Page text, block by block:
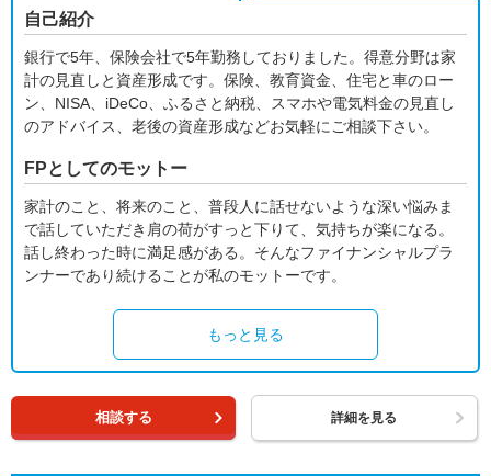
自己紹介
銀行で5年、保険会社で5年勤務しておりました。得意分野は家
計の見直しと資産形成です。保険、教育資金、住宅と車のロー
ン、NISA、iDeCo、ふるさと納税、スマホや電気料金の見直し
のアドバイス、老後の資産形成などお気軽にご相談下さい。
FPとしてのモットー
家計のこと、将来のこと、普段人に話せないような深い悩みま
で話していただき肩の荷がすっと下りて、気持ちが楽になる。
話し終わった時に満足感がある。そんなファイナンシャルプラ
ンナーであり続けることが私のモットーです。
もっと見る
相談する 詳細を見る